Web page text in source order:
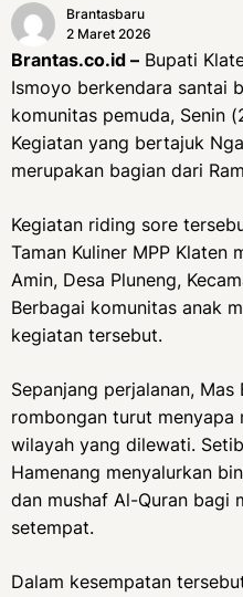
Brantasbaru
2 Maret 2026
Brantas.co.id – Bupati
Ismoyo berkendara santai
komunitas pemuda, Senin
Kegiatan yang bertajuk
merupakan bagian dari
Kegiatan riding sore
Taman Kuliner MPP Klaten
Amin, Desa Pluneng,
Berbagai komunitas anak
kegiatan tersebut.
Sepanjang perjalanan, Mas
rombongan turut menyapa
wilayah yang dilewati.
Hamenang menyalurkan
dan mushaf Al-Quran bagi
setempat.
Dalam kesempatan